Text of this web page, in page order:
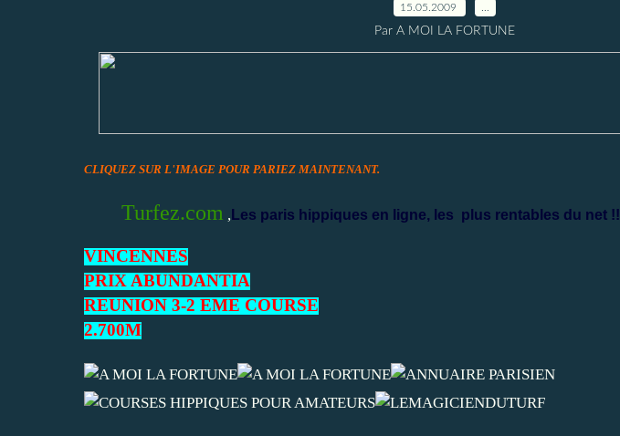
15.05.2009
Par A MOI LA FORTUNE
CLIQUEZ SUR L'IMAGE POUR PARIEZ MAINTENANT.
Turfez.com , Les paris hippiques en ligne, les plus rentables du net !!
VINCENNES
PRIX ABUNDANTIA
REUNION 3-2 EME COURSE
2.700M